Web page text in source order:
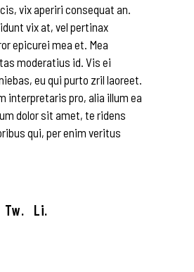
vix aperiri consequat an.
vix at, vel pertinax
epicurei mea et. Mea
moderatius id. Vis ei
eu qui purto zril laoreet.
interpretaris pro, alia illum ea
dolor sit amet, te ridens
qui, per enim veritus
Tw. Li.